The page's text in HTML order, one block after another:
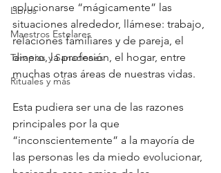
Libros
Maestros Estelares
Terapias y Sanaciones
Rituales y más
solucionarse “mágicamente” las
situaciones alrededor, llámese: trabajo,
relaciones familiares y de pareja, el
dinero, la profesión, el hogar, entre
muchas otras áreas de nuestras vidas.
Esta pudiera ser una de las razones
principales por la que
“inconscientemente” a la mayoría de
las personas les da miedo evolucionar,